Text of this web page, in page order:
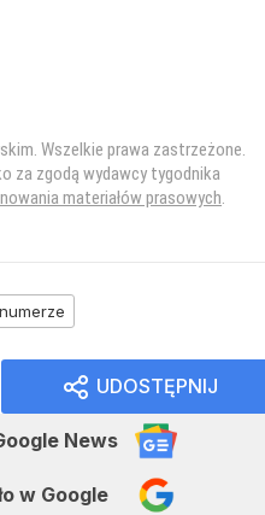
Wszelkie prawa zastrzeżone.
za zgodą wydawcy tygodnika
materiałów prasowych
UDOSTĘPNIJ
News
w Google